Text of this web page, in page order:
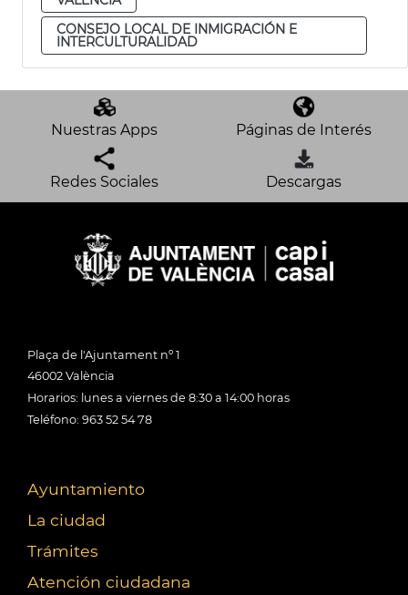
CONSEJO LOCAL DE INMIGRACIÓN E
INTERCULTURALIDAD
Nuestras Apps Páginas de Interés
Redes Sociales Descargas
Plaça de l'Ajuntament nº 1
46002 València
Horarios: lunes a viernes de 8:30 a 14:00 horas
Teléfono: 963 52 54 78
Ayuntamiento
La ciudad
Trámites
Atención ciudadana